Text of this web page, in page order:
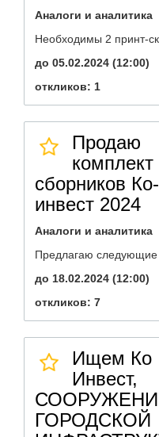
Аналоги и аналитика
Необходимы 2 принт-
до 05.02.2024 (12:00)
откликов: 1
Продаю
комплект
сборников Ко-
инвест 2024
Аналоги и аналитика
Предлагаю следующие
до 18.02.2024 (12:00)
откликов: 7
Ищем Ко
Инвест,
ГОРОДСКОЙ